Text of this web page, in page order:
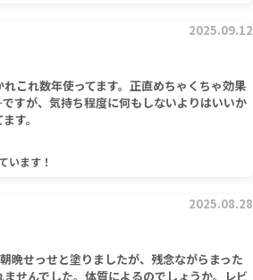
2025.09.12
これ数年使ってます。正直めちゃくちゃ効果
すが、気持ち程度に何もしないよりはいいか
す。
います！
2025.08.28
晩せっせと塗りましたが、残念ながらまった
せんでした。体質によるのでしょうか。レビ